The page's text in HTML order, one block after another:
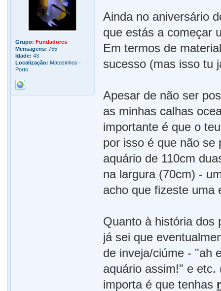
Grupo: Fundadores
Mensagens: 755
Idade: 43
Localização: Matosinhos -
Porto
Ainda no aniversário
que estás a começar
Em termos de
sucesso (mas isso tu
Apesar de não ser
as minhas calhas
importante é que o
por isso é que não se
aquário de 110cm
na largura (70cm) -
acho que fizeste uma
Quanto à história dos
já sei que
de inveja/ciúme - "ah
aquário assim!" e
importa é que tenhas